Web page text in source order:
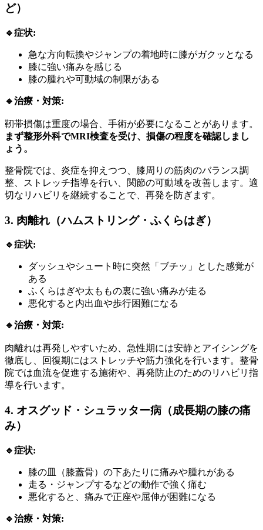
ど）
🔹症状:
急な方向転換やジャンプの着地時に膝がガクッとなる
膝に強い痛みを感じる
膝の腫れや可動域の制限がある
🔹治療・対策:
靭帯損傷は重度の場合、手術が必要になることがあります。
まず整形外科でMRI検査を受け、損傷の程度を確認しまし
ょう。
整骨院では、炎症を抑えつつ、膝周りの筋肉のバランス調
整、ストレッチ指導を行い、関節の可動域を改善します。適
切なリハビリを継続することで、再発を防ぎます。
3. 肉離れ（ハムストリング・ふくらはぎ）
🔹症状:
ダッシュやシュート時に突然「ブチッ」とした感覚が
ある
ふくらはぎや太ももの裏に強い痛みが走る
悪化すると内出血や歩行困難になる
🔹治療・対策:
肉離れは再発しやすいため、急性期には安静とアイシングを
徹底し、回復期にはストレッチや筋力強化を行います。整骨
院では血流を促進する施術や、再発防止のためのリハビリ指
導を行います。
4. オスグッド・シュラッター病（成長期の膝の痛
み）
🔹症状:
膝の皿（膝蓋骨）の下あたりに痛みや腫れがある
走る・ジャンプするなどの動作で強く痛む
悪化すると、痛みで正座や屈伸が困難になる
🔹治療・対策: